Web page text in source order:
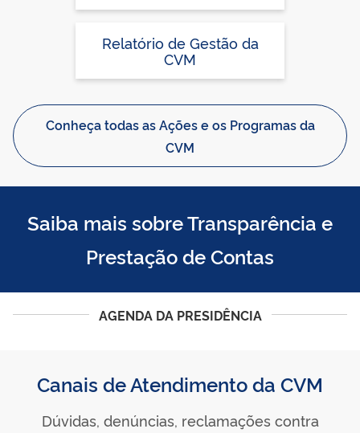
Relatório de Gestão da
CVM
Conheça todas as Ações e os Programas da
CVM
Saiba mais sobre Transparência e
Prestação de Contas
AGENDA DA PRESIDÊNCIA
Canais de Atendimento da CVM
Dúvidas, denúncias, reclamações contra